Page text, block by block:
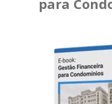
para